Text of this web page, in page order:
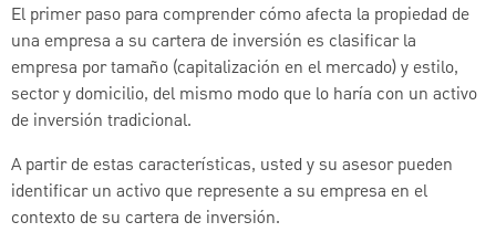
El primer paso para comprender cómo afecta la propiedad de
una empresa a su cartera de inversión es clasificar la
empresa por tamaño (capitalización en el mercado) y estilo,
sector y domicilio, del mismo modo que lo haría con un activo
de inversión tradicional.
A partir de estas características, usted y su asesor pueden
identificar un activo que represente a su empresa en el
contexto de su cartera de inversión.